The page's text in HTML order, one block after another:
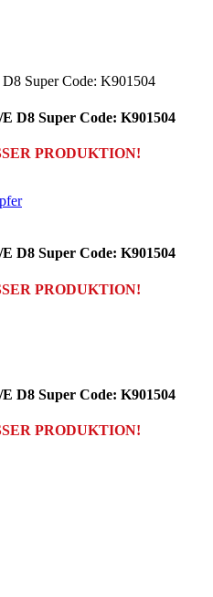
Super Code: K901504
D8 Super Code: K901504
PRODUKTION!
D8 Super Code: K901504
PRODUKTION!
D8 Super Code: K901504
PRODUKTION!